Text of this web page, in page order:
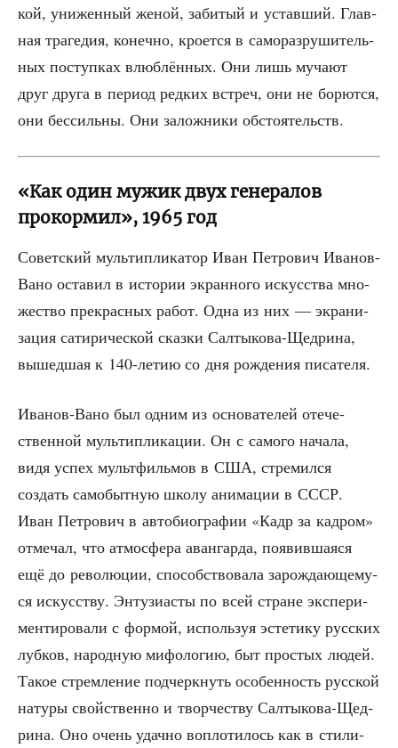
кой, уни­жен­ный женой, заби­тый и устав­ший. Глав­
ная тра­ге­дия, конеч­но, кро­ет­ся в само­раз­ру­ши­тель­
ных поступ­ках влюб­лён­ных. Они лишь муча­ют
друг дру­га в пери­од ред­ких встреч, они не борют­ся,
они бес­силь­ны. Они залож­ни­ки обстоятельств.
«Как один мужик двух генералов
прокормил», 1965 год
Совет­ский муль­ти­пли­ка­тор Иван Пет­ро­вич Ива­нов-
Вано оста­вил в исто­рии экран­но­го искус­ства мно­
же­ство пре­крас­ных работ. Одна из них — экра­ни­
за­ция сати­ри­че­ской сказ­ки Сал­ты­ко­ва-Щед­ри­на,
вышед­шая к 140-летию со дня рож­де­ния писателя.
Ива­нов-Вано был одним из осно­ва­те­лей оте­че­
ствен­ной муль­ти­пли­ка­ции. Он с само­го нача­ла,
видя успех мульт­филь­мов в США, стре­мил­ся
создать само­быт­ную шко­лу ани­ма­ции в СССР.
Иван Пет­ро­вич в авто­био­гра­фии «Кадр за кад­ром»
отме­чал, что атмо­сфе­ра аван­гар­да, появив­ша­я­ся
ещё до рево­лю­ции, спо­соб­ство­ва­ла зарож­да­ю­ще­му­
ся искус­ству. Энту­зи­а­сты по всей стране экс­пе­ри­
мен­ти­ро­ва­ли с фор­мой, исполь­зуя эсте­ти­ку рус­ских
луб­ков, народ­ную мифо­ло­гию, быт про­стых людей.
Такое стрем­ле­ние под­черк­нуть осо­бен­ность рус­ской
нату­ры свой­ствен­но и твор­че­ству Сал­ты­ко­ва-Щед­
ри­на. Оно очень удач­но вопло­ти­лось как в сти­ли­